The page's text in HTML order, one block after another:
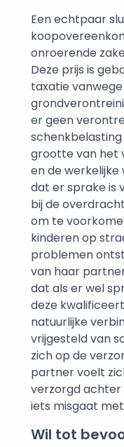
Een echtpaar
onroerende
Deze prijs is
taxatie
er geen
grootte van het
en de
dat er sprake is
bij de
om te
kinderen op
problemen
van haar
dat als er wel
deze
natuurlijke
vrijgesteld van
zich op de
partner voelt
verzorgd
iets misgaat
Wil tot